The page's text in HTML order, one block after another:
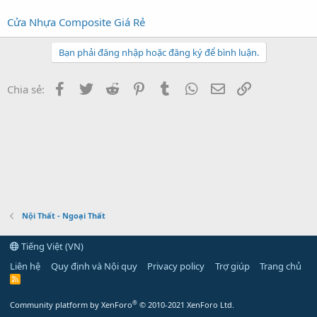
Cửa Nhựa Composite Giá Rẻ
Bạn phải đăng nhập hoặc đăng ký để bình luận.
Chia sẻ: Facebook
Twitter Reddit PinterestTumblr WhatsApp
Email
Nội Thất - Ngoại Thất
Tiếng Việt (VN)
Liên hệ
Quy định và Nội quy Privacy policy Trợ giúp Trang chủ
R
Community platform by XenForo® © 2010-2021 XenForo Ltd.